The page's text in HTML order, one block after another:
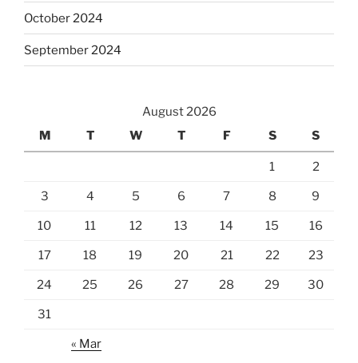
October 2024
September 2024
August 2026
M
T W T F S S
1 2
3 4 5 6 7 8 9
10 11 12 13 14 15 16
17 18 19 20 21 22 23
24 25 26 27 28 29 30
31
« Mar